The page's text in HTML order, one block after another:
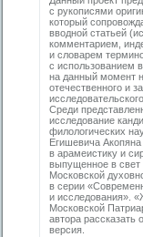
с рукописями
который
вводной статьей
комментарием,
и словарем
с использованием
на данный момент
отечественного и
Среди
исследование
филологических
Егишевича
в арамеистику и
выпущенное в свет
Московской
в серии
и исследования».
Московской
автора рассказать
версия.